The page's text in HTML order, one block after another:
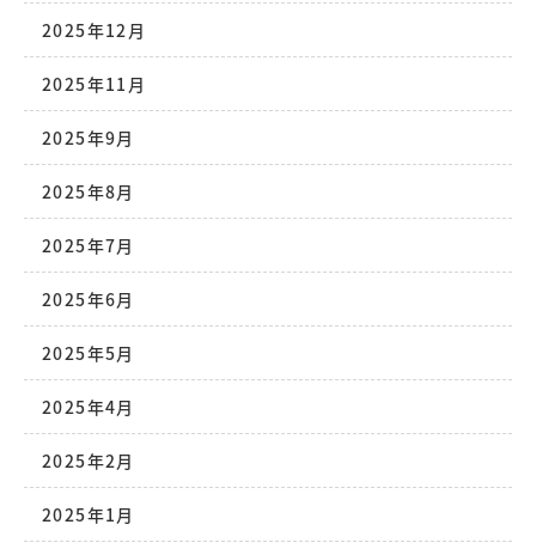
2025年12月
2025年11月
2025年9月
2025年8月
2025年7月
2025年6月
2025年5月
2025年4月
2025年2月
2025年1月